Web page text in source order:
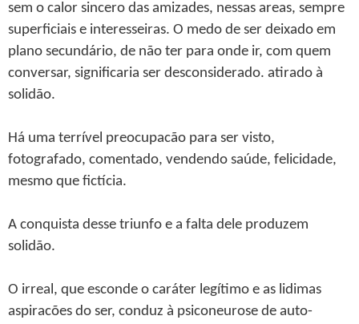
sem o calor sincero das amizades, nessas areas, sempre
superficiais e interesseiras. O medo de ser deixado em
plano secundário, de não ter para onde ir, com quem
conversar, significaria ser desconsiderado. atirado à
solidão.
Há uma terrível preocupacão para ser visto,
fotografado, comentado, vendendo saúde, felicidade,
mesmo que fictícia.
A conquista desse triunfo e a falta dele produzem
solidão.
O irreal, que esconde o caráter legítimo e as lidimas
aspiracões do ser, conduz à psiconeurose de auto-